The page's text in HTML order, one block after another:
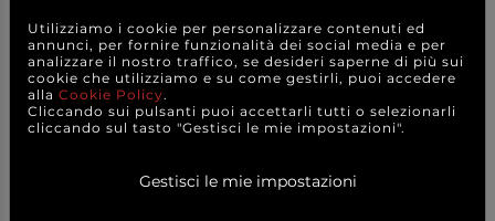
Cartella azzeramenti
giornalieri con spi...
Blocco da 25 comande a
tagliandi 2 copie...
Utilizziamo i cookie per personalizzare contenuti ed
annunci, per fornire funzionalità dei social media e per
analizzare il nostro traffico, se desideri saperne di più sui
cookie che utilizziamo e su come gestirli, puoi accedere
alla Cookie Policy.
Cliccando sui pulsanti puoi accettarli tutti o selezionarli
cliccando sul tasto "Gestisci le mie impostazioni".
Gestisci le mie impostazioni